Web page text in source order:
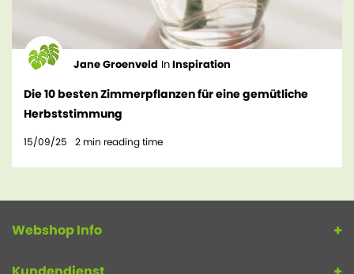
Jane Groenveld InInspiration
Die 10 besten Zimmerpflanzen für eine gemütliche
Herbststimmung
15/09/25 2 min reading time
Webshop Info